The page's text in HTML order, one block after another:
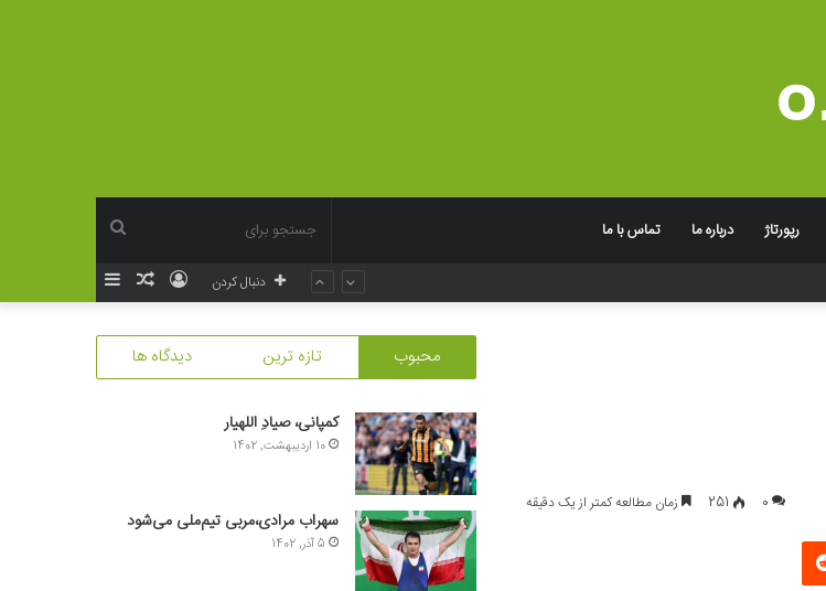
رپورتاژ درباره ما تماس با ما
براینوشته
ورود دنبال کردن
0
251 زمان مطالعه کمتر از یک دقیقه
محبوب تازه ترین دیدگاه ها
کمپانی، صیادِ اللهیار
10 اردیبهشت, 1402
سهراب مرادی،مربی تیم‌ملی می‌شود
5 آذر, 1402